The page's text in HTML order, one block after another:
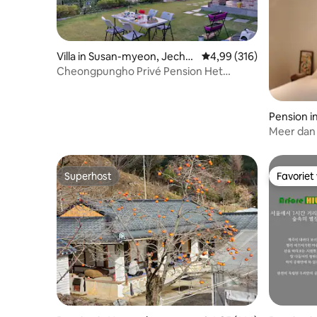
Villa in Susan-myeon, Jeche
on-si
Gemiddelde
4,99 (316)
Cheongpungho Privé Pension Het
Pension
Meer
voor
Superhost
Superhost